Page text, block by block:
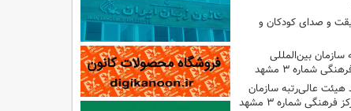
و صدای کودکان و
سازمان بین‌المللی
هیئت عالی‌رتبه سازمان
شماره ۳ مشهد